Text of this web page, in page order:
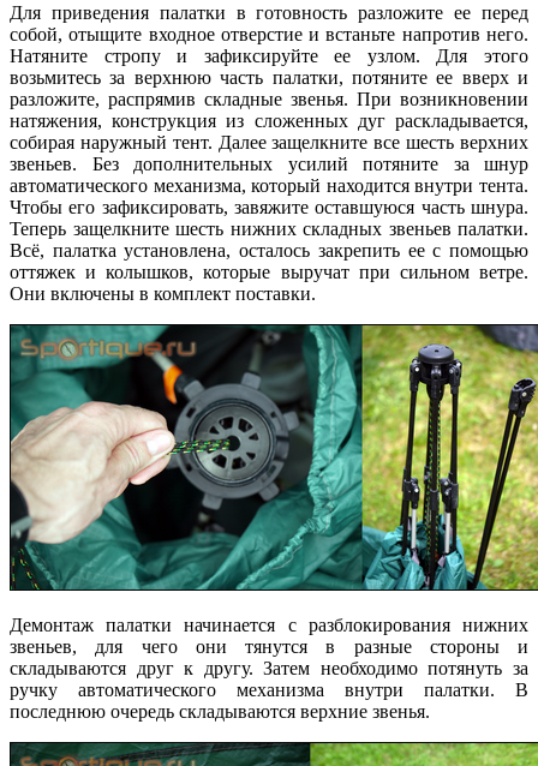
Для приведения палатки в готовность разложите ее перед
собой, отыщите входное отверстие и встаньте напротив него.
Натяните стропу и зафиксируйте ее узлом. Для этого
возьмитесь за верхнюю часть палатки, потяните ее вверх и
разложите, распрямив складные звенья. При возникновении
натяжения, конструкция из сложенных дуг раскладывается,
собирая наружный тент. Далее защелкните все шесть верхних
звеньев. Без дополнительных усилий потяните за шнур
автоматического механизма, который находится внутри тента.
Чтобы его зафиксировать, завяжите оставшуюся часть шнура.
Теперь защелкните шесть нижних складных звеньев палатки.
Всё, палатка установлена, осталось закрепить ее с помощью
оттяжек и колышков, которые выручат при сильном ветре.
Они включены в комплект поставки.
Демонтаж палатки начинается с разблокирования нижних
звеньев, для чего они тянутся в разные стороны и
складываются друг к другу. Затем необходимо потянуть за
ручку автоматического механизма внутри палатки. В
последнюю очередь складываются верхние звенья.